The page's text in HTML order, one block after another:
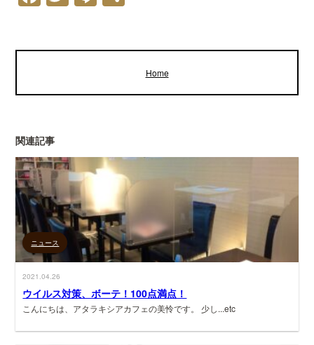
Home
関連記事
ニュース
2021.04.26
ウイルス対策、ボーテ！100点満点！
こんにちは、アタラキシアカフェの美怜です。 少し...etc